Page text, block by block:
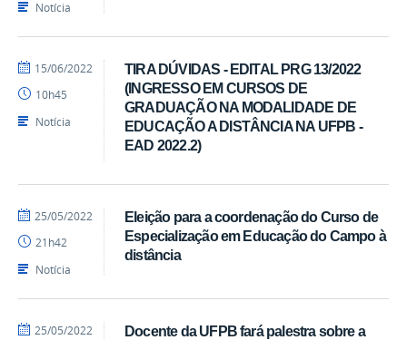
Notícia
TIRA DÚVIDAS - EDITAL PRG 13/2022
(INGRESSO EM CURSOS DE
GRADUAÇÃO NA MODALIDADE DE
EDUCAÇÃO A DISTÂNCIA NA UFPB -
EAD 2022.2)
por
-
SEAD
publicado
15/06/2022
10h45
Notícia
Eleição para a coordenação do Curso de
Especialização em Educação do Campo à
distância
por
-
SEAD
publicado
25/05/2022
21h42
Notícia
Docente da UFPB fará palestra sobre a
por
publicado
25/05/2022